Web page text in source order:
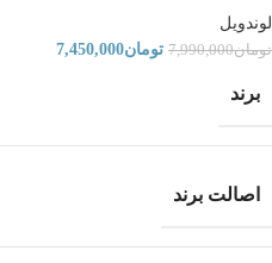
لوندویل
تومان7,990,000 تومان7,450,000
برند
اصالت برند